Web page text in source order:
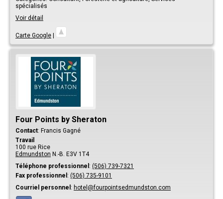
spécialisés
Voir détail
Carte Google |
Four Points by Sheraton
Contact: Francis Gagné
Travail
100 rue Rice
Edmundston N.-B. E3V 1T4
Téléphone professionnel : (506) 739-7321
Fax professionnel : (506) 735-9101
Courriel personnel : hotel@fourpointsedmundston.com